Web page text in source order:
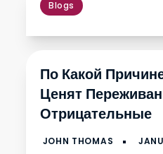
Blogs
По Какой
Ценят
Отрицательные